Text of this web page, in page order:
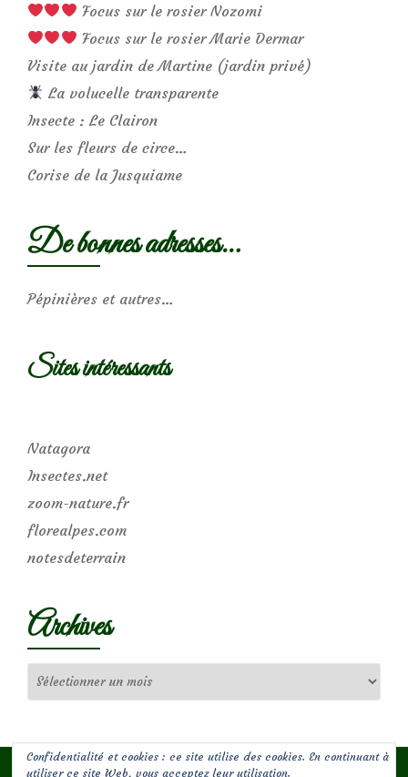
Focus sur le rosier Nozomi
Focus sur le rosier Marie Dermar
Visite au jardin de Martine (jardin privé)
La volucelle transparente
Insecte : Le Clairon
Sur les fleurs de circe…
Corise de la Jusquiame
De bonnes adresses…
Pépinières et autres…
Sites intéressants
Natagora
Insectes.net
zoom-nature.fr
florealpes.com
notesdeterrain
Archives
Confidentialité et cookies : ce site utilise des cookies. En continuant à
utiliser ce site Web, vous acceptez leur utilisation.